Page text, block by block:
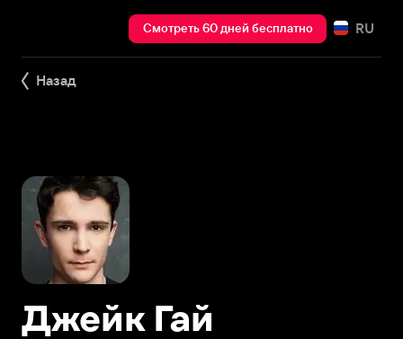
Смотреть 60 дней бесплатно RU
Назад
Джейк Гай